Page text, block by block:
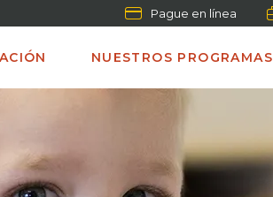
Pague en línea
NUESTROS PROGRAMAS